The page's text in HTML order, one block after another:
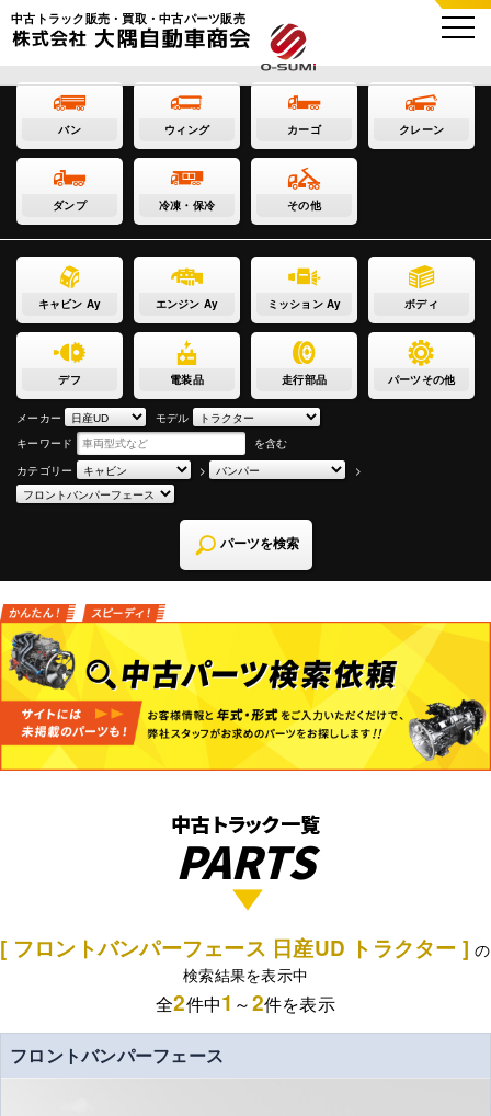
中古トラック販売・買取・中古パーツ販売
バン ウィング カーゴ クレーン
ダンプ 冷凍・保冷 その他
キャビン Ay エンジン Ay ミッション Ay ボディ
デフ 電装品 走行部品 パーツその他
メーカー
モデル
キーワード
を含む
カテゴリー
> >
パーツを検索
中古トラック一覧
PARTS
[ フロントバンパーフェース 日産UD トラクター ]の
検索結果を表示中
全2件中1 ～2件を表示
フロントバンパーフェース